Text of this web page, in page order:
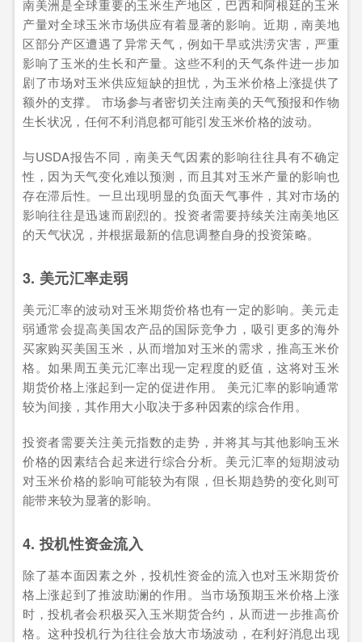
南美洲是全球重要的玉米生产地区，巴西和阿根廷的玉米
产量对全球玉米市场供应有着显著的影响。近期，南美地
区部分产区遭遇了异常天气，例如干旱或洪涝灾害，严重
影响了玉米的生长和产量。这些不利的天气条件进一步加
剧了市场对玉米供应短缺的担忧，为玉米价格上涨提供了
额外的支撑。 市场参与者密切关注南美的天气预报和作物
生长状况，任何不利消息都可能引发玉米价格的波动。
与USDA报告不同，南美天气因素的影响往往具有不确定
性，因为天气变化难以预测，而且其对玉米产量的影响也
存在滞后性。一旦出现明显的负面天气事件，其对市场的
影响往往是迅速而剧烈的。投资者需要持续关注南美地区
的天气状况，并根据最新的信息调整自身的投资策略。
3. 美元汇率走弱
美元汇率的波动对玉米期货价格也有一定的影响。美元走
弱通常会提高美国农产品的国际竞争力，吸引更多的海外
买家购买美国玉米，从而增加对玉米的需求，推高玉米价
格。如果周五美元汇率出现一定程度的贬值，这将对玉米
期货价格上涨起到一定的促进作用。 美元汇率的影响通常
较为间接，其作用大小取决于多种因素的综合作用。
投资者需要关注美元指数的走势，并将其与其他影响玉米
价格的因素结合起来进行综合分析。美元汇率的短期波动
对玉米价格的影响可能较为有限，但长期趋势的变化则可
能带来较为显著的影响。
4. 投机性资金流入
除了基本面因素之外，投机性资金的流入也对玉米期货价
格上涨起到了推波助澜的作用。当市场预期玉米价格上涨
时，投机者会积极买入玉米期货合约，从而进一步推高价
格。这种投机行为往往会放大市场波动，在利好消息出现